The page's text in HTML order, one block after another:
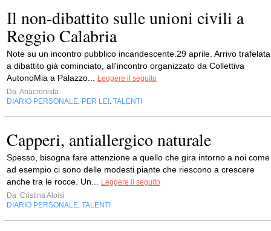
Il non-dibattito sulle unioni civili a
Reggio Calabria
Note su un incontro pubblico incandescente.29 aprile. Arrivo
a dibattito già cominciato, all'incontro organizzato da Collettiva
AutonoMia a Palazzo...
Leggere il seguito
Da Anacronista
DIARIO PERSONALE PER LEI TALENTI
Capperi, antiallergico naturale
Spesso, bisogna fare attenzione a quello che gira intorno a noi come
ad esempio ci sono delle modesti piante che riescono a crescere
anche tra le rocce. Un...
Leggere il seguito
Da Cristina Aloisi
DIARIO PERSONALE TALENTI